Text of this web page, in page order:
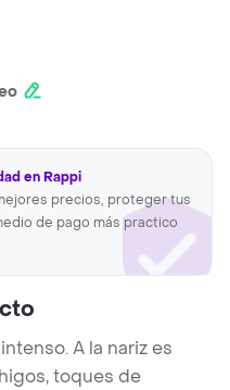
en Rappi
precios, proteger tus
de pago más practico
A la nariz es
toques de